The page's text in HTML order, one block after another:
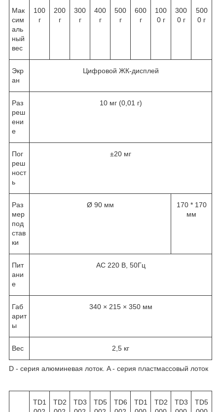
Мак
сим
аль
ный
вес
100
г
200
г
300
г
400
г
500
г
600
г
100
0 г
300
0 г
500
0 г
Экр
ан
Цифровой ЖК-дисплей
Раз
реш
ени
е
10 мг (0,01 г)
Пог
реш
ност
ь
±20 мг
Раз
мер
под
став
ки
Ø 90 мм
170 * 170
мм
Пит
ани
е
АС 220 В, 50Гц
Габ
арит
ы
340 × 215 × 350 мм
Вес 2,5 кг
D - серия алюминевая лоток. A - серия пластмассовый лоток
TD1
TD2
TD3
TD5
TD6
TD1
TD2
TD3
TD5